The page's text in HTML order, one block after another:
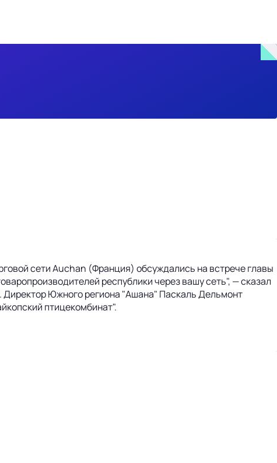
сети Auchan (Франция) обсуждались на встрече главы
республики через вашу сеть", — сказал
Директор Южного региона "Ашана" Паскаль Дельмонт
птицекомбинат".